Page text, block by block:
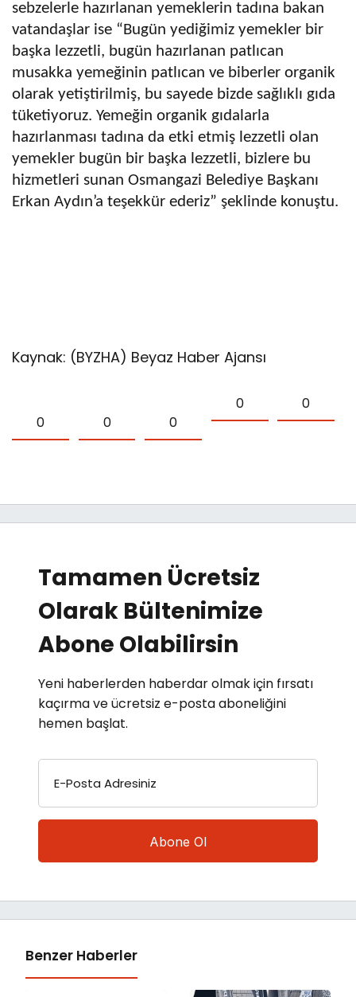
sebzelerle hazırlanan yemeklerin tadına bakan
vatandaşlar ise “Bugün yediğimiz yemekler bir
başka lezzetli, bugün hazırlanan patlıcan
musakka yemeğinin patlıcan ve biberler organik
olarak yetiştirilmiş, bu sayede bizde sağlıklı gıda
tüketiyoruz. Yemeğin organik gıdalarla
hazırlanması tadına da etki etmiş lezzetli olan
yemekler bugün bir başka lezzetli, bizlere bu
hizmetleri sunan Osmangazi Belediye Başkanı
Erkan Aydın’a teşekkür ederiz” şeklinde konuştu.
Kaynak: (BYZHA) Beyaz Haber Ajansı
0 0 0
0 0
Tamamen Ücretsiz
Olarak Bültenimize
Abone Olabilirsin
Yeni haberlerden haberdar olmak için fırsatı
kaçırma ve ücretsiz e-posta aboneliğini
hemen başlat.
E-Posta Adresiniz
Benzer Haberler